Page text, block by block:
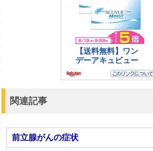
関連記事
前立腺がんの症状